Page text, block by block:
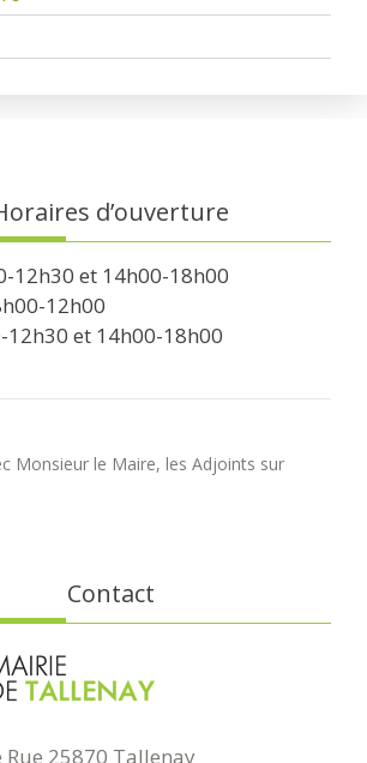
d’ouverture
12h30 et 14h00-18h00
12h00
12h30 et 14h00-18h00
Monsieur le Maire, les Adjoints sur
Contact
Rue 25870 Tallenay